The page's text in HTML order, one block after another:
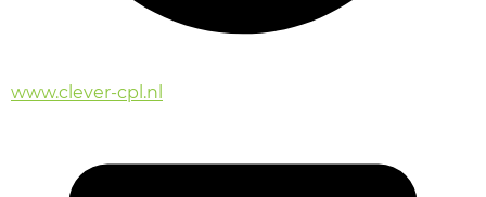
www.clever-cpl.nl